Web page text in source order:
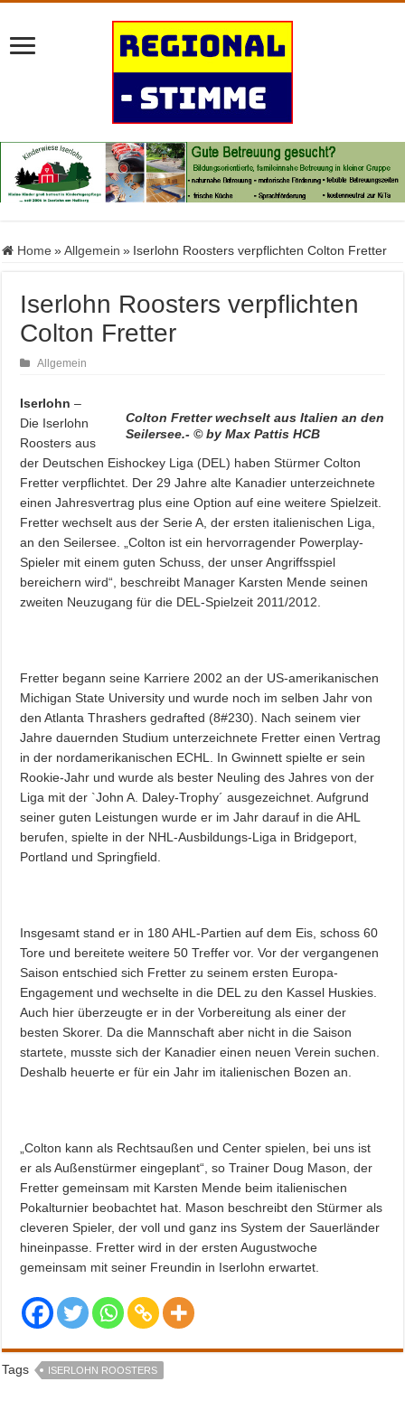
Home » Allgemein » Iserlohn Roosters verpflichten Colton Fretter
Iserlohn Roosters verpflichten
Colton Fretter
Allgemein
Colton Fretter wechselt aus Italien an den
Seilersee.- © by Max Pattis HCB
Iserlohn–
Die Iserlohn
Roosters aus
der Deutschen Eishockey Liga (DEL) haben Stürmer Colton
Fretter verpflichtet. Der 29 Jahre alte Kanadier unterzeichnete
einen Jahresvertrag plus eine Option auf eine weitere Spielzeit.
Fretter wechselt aus der Serie A, der ersten italienischen Liga,
an den Seilersee. „Colton ist ein hervorragender Powerplay-
Spieler mit einem guten Schuss, der unser Angriffsspiel
bereichern wird“, beschreibt Manager Karsten Mende seinen
zweiten Neuzugang für die DEL-Spielzeit 2011/2012.
Fretter begann seine Karriere 2002 an der US-amerikanischen
Michigan State University und wurde noch im selben Jahr von
den Atlanta Thrashers gedrafted (8#230). Nach seinem vier
Jahre dauernden Studium unterzeichnete Fretter einen Vertrag
in der nordamerikanischen ECHL. In Gwinnett spielte er sein
Rookie-Jahr und wurde als bester Neuling des Jahres von der
Liga mit der `John A. Daley-Trophy´ ausgezeichnet. Aufgrund
seiner guten Leistungen wurde er im Jahr darauf in die AHL
berufen, spielte in der NHL-Ausbildungs-Liga in Bridgeport,
Portland und Springfield.
Insgesamt stand er in 180 AHL-Partien auf dem Eis, schoss 60
Tore und bereitete weitere 50 Treffer vor. Vor der vergangenen
Saison entschied sich Fretter zu seinem ersten Europa-
Engagement und wechselte in die DEL zu den Kassel Huskies.
Auch hier überzeugte er in der Vorbereitung als einer der
besten Skorer. Da die Mannschaft aber nicht in die Saison
startete, musste sich der Kanadier einen neuen Verein suchen.
Deshalb heuerte er für ein Jahr im italienischen Bozen an.
„Colton kann als Rechtsaußen und Center spielen, bei uns ist
er als Außenstürmer eingeplant“, so Trainer Doug Mason, der
Fretter gemeinsam mit Karsten Mende beim italienischen
Pokalturnier beobachtet hat. Mason beschreibt den Stürmer als
cleveren Spieler, der voll und ganz ins System der Sauerländer
hineinpasse. Fretter wird in der ersten Augustwoche
gemeinsam mit seiner Freundin in Iserlohn erwartet.
Tags ISERLOHN ROOSTERS